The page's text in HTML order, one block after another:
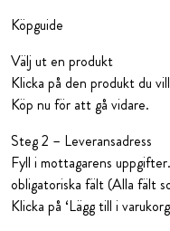
Köpguide
Välj ut en produkt
Klicka på den produkt du
Köp nu för att gå vidare.
Steg 2 – Leveransadress
Fyll i mottagarens
obligatoriska fält (Alla fält
Klicka på ‘Lägg till i